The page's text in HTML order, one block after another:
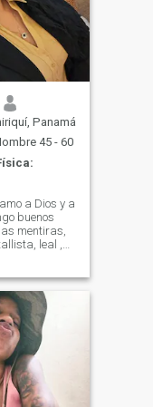
Panamá
45 - 60
a Dios y a
buenos
mentiras,
leal ,
atardecer o
playa ...el
es que
y
cada cosa
y que
al prójimo,
...soy